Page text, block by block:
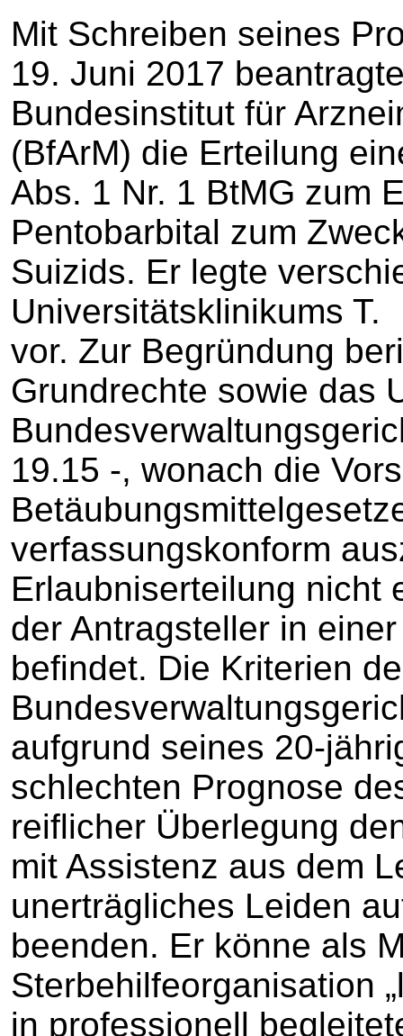
Mit Schreiben seines
19. Juni 2017
Bundesinstitut für
(BfArM) die Erteilung
Abs. 1 Nr. 1 BtMG zum
Pentobarbital zum
Suizids. Er legte
Universitätsklinikums
vor. Zur Begründung
Grundrechte sowie das
19.15 -, wonach die
verfassungskonform
Erlaubniserteilung nicht
der Antragsteller in
befindet. Die Kriterien
aufgrund seines 20-
schlechten Prognose
reiflicher Überlegung
mit Assistenz aus dem
unerträgliches Leiden
beenden. Er könne als
Sterbehilfeorganisation
in professionell